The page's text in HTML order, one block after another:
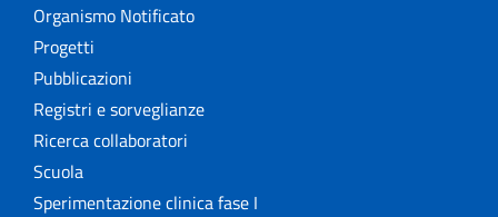
Organismo Notificato
Progetti
Pubblicazioni
Registri e sorveglianze
Ricerca collaboratori
Scuola
Sperimentazione clinica fase I